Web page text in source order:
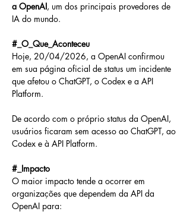
a OpenAI, um dos principais provedores de
IA do mundo.
#_O_Que_Aconteceu
Hoje, 20/04/2026, a OpenAI confirmou
em sua página oficial de status um incidente
que afetou o ChatGPT, o Codex e a API
Platform.
De acordo com o próprio status da OpenAI,
usuários ficaram sem acesso ao ChatGPT, ao
Codex e à API Platform.
#_Impacto
O maior impacto tende a ocorrer em
organizações que dependem da API da
OpenAI para: